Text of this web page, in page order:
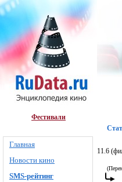
Фестивали
Главная
Новости кино
SMS-рейтинг
11.6